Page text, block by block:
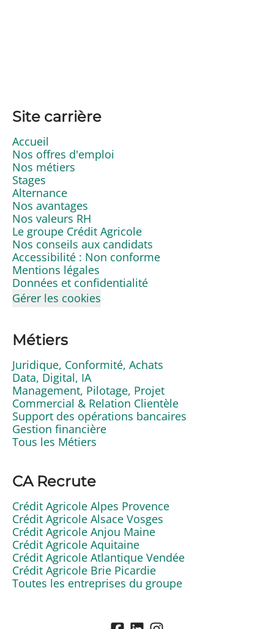
Site carrière
Accueil
Nos offres d'emploi
Nos métiers
Stages
Alternance
Nos avantages
Nos valeurs RH
Le groupe Crédit Agricole
Nos conseils aux candidats
Accessibilité : Non conforme
Mentions légales
Données et confidentialité
Gérer les cookies
Métiers
Juridique, Conformité, Achats
Data, Digital, IA
Management, Pilotage, Projet
Commercial & Relation Clientèle
Support des opérations bancaires
Gestion financière
Tous les Métiers
CA Recrute
Crédit Agricole Alpes Provence
Crédit Agricole Alsace Vosges
Crédit Agricole Anjou Maine
Crédit Agricole Aquitaine
Crédit Agricole Atlantique Vendée
Crédit Agricole Brie Picardie
Toutes les entreprises du groupe